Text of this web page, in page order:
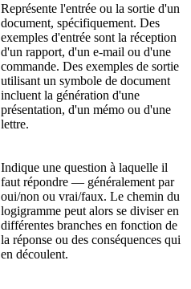
Représente l'entrée ou la sortie d'un
document, spécifiquement. Des
exemples d'entrée sont la réception
d'un rapport, d'un e-mail ou d'une
commande. Des exemples de sortie
utilisant un symbole de document
incluent la génération d'une
présentation, d'un mémo ou d'une
lettre.
Indique une question à laquelle il
faut répondre — généralement par
oui/non ou vrai/faux. Le chemin du
logigramme peut alors se diviser en
différentes branches en fonction de
la réponse ou des conséquences qui
en découlent.